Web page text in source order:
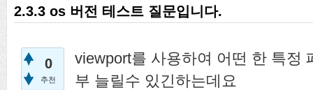
2.3.3 os 버전 테스트 질문입니다.
0
추천
viewport를 사용하여 어떤 한 특정
부 늘릴수 있긴하는데요